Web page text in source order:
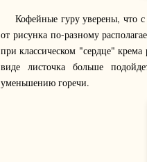
Кофейные гуру уверены, что с
от рисунка по-разному
при классическом "сердце"
виде листочка больше
уменьшению горечи.